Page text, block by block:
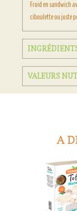
Froid en sandwich
ciboulette ou juste
VALEURS
A